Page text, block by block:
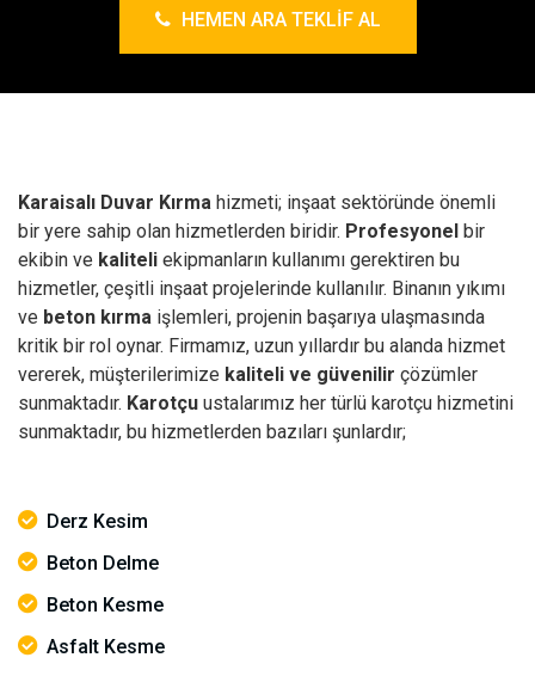
HEMEN ARA TEKLIF AL
Karaisalı Duvar Kırma hizmeti; inşaat sektöründe önemli
bir yere sahip olan hizmetlerden biridir. Profesyonel bir
ekibin ve kaliteli ekipmanların kullanımı gerektiren bu
hizmetler, çeşitli inşaat projelerinde kullanılır. Binanın yıkımı
ve beton kırma işlemleri, projenin başarıya ulaşmasında
kritik bir rol oynar. Firmamız, uzun yıllardır bu alanda hizmet
vererek, müşterilerimize kaliteli ve güvenilir çözümler
sunmaktadır. Karotçu ustalarımız her türlü karotçu hizmetini
sunmaktadır, bu hizmetlerden bazıları şunlardır;
Derz Kesim
Beton Delme
Beton Kesme
Asfalt Kesme